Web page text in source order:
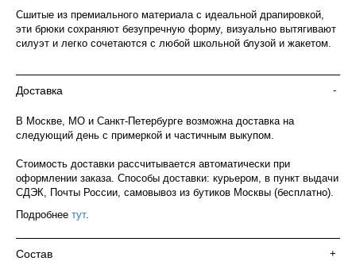
Сшитые из премиального материала с идеальной драпировкой,
эти брюки сохраняют безупречную форму, визуально вытягивают
силуэт и легко сочетаются с любой школьной блузой и жакетом.
Доставка -
В Москве, МО и Санкт-Петербурге возможна доставка на
следующий день с примеркой и частичным выкупом.
Стоимость доставки рассчитывается автоматически при
оформлении заказа. Способы доставки: курьером, в пункт выдачи
СДЭК, Почты России, самовывоз из бутиков Москвы (бесплатно).
Подробнее тут.
Состав +